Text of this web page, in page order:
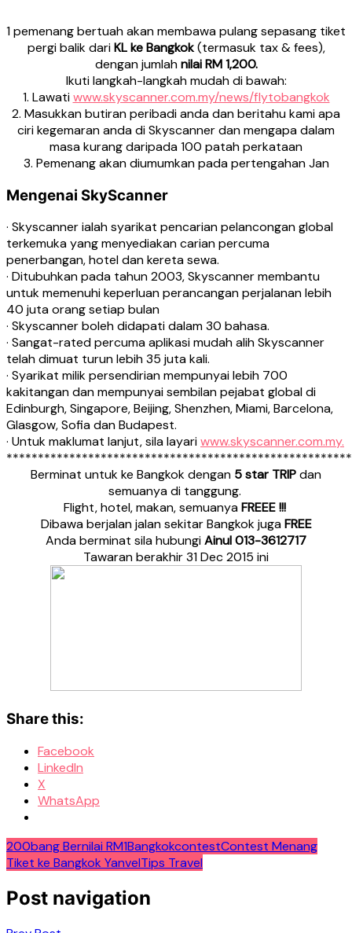
1 pemenang bertuah akan membawa pulang sepasang tiket
pergi balik dariKL ke Bangkok(termasuk tax & fees),
dengan jumlahnilai RM 1,200.
Ikuti langkah-langkah mudah di bawah:
1. Lawatiwww.skyscanner.com.my/news/flytobangkok
2. Masukkan butiran peribadi anda dan beritahu kami apa
ciri kegemaran anda di Skyscanner dan mengapa dalam
masa kurang daripada 100 patah perkataan
3. Pemenang akan diumumkan pada pertengahan Jan
Mengenai SkyScanner
· Skyscanner ialah syarikat pencarian pelancongan global
terkemuka yang menyediakan carian percuma
penerbangan, hotel dan kereta sewa.
· Ditubuhkan pada tahun 2003, Skyscanner membantu
untuk memenuhi keperluan perancangan perjalanan lebih
40 juta orang setiap bulan
· Skyscanner boleh didapati dalam 30 bahasa.
· Sangat-rated percuma aplikasi mudah alih Skyscanner
telah dimuat turun lebih 35 juta kali.
· Syarikat milik persendirian mempunyai lebih 700
kakitangan dan mempunyai sembilan pejabat global di
Edinburgh, Singapore, Beijing, Shenzhen, Miami, Barcelona,
Glasgow, Sofia dan Budapest.
· Untuk maklumat lanjut, sila layariwww.skyscanner.com.my.
Berminat untuk ke Bangkok dengan 5 star TRIPdan
semuanya di tanggung.
Flight, hotel, makan, semuanyaFREEE !!!
Dibawa berjalan jalan sekitar Bangkok jugaFREE
Anda berminat sila hubungiAinul 013-3612717
Tawaran berakhir 31 Dec 2015 ini
Share this:
Facebook
LinkedIn
X
WhatsApp
200bang Bernilai RM1BangkokcontestContest Menang
Tiket ke Bangkok YanvelTips Travel
Post navigation